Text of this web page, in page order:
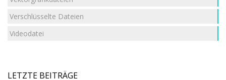
Verschlüsselte Dateien
Videodatei
LETZTE BEITRÄGE